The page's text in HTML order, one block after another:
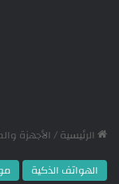
الرئيسية/ الأجهزة
الهواتف الذكية